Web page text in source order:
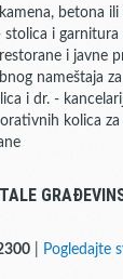
betona
i garnitura
i javne
nameštaja
i dr. -
kolica
Pogledajte